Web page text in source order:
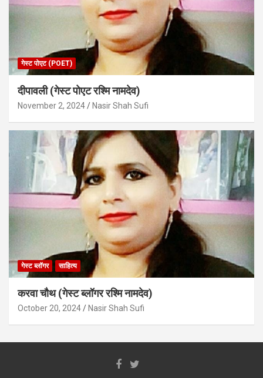
गेस्ट पोएट (POET)
दीपावली (गेस्ट पोएट रश्मि नामदेव)
November 2, 2024 Nasir Shah Sufi
गेस्ट ब्लॉगर साहित्य
करवा चौथ (गेस्ट ब्लॉगर रश्मि नामदेव)
October 20, 2024 Nasir Shah Sufi